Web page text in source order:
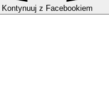
Kontynuuj z Facebookiem